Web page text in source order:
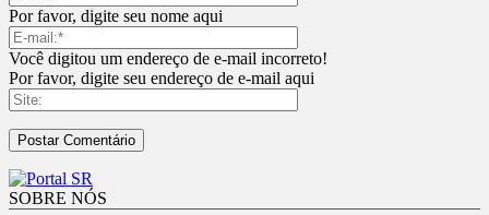
Por favor, digite seu nome aqui
Você digitou um endereço de e-mail incorreto!
Por favor, digite seu endereço de e-mail aqui
SOBRE NÓS